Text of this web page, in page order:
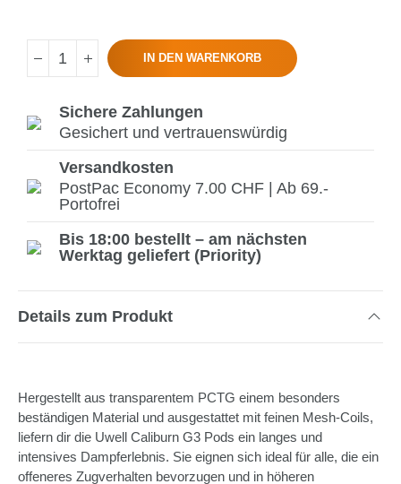
IN DEN WARENKORB
Sichere Zahlungen
Gesichert und vertrauenswürdig
Versandkosten
PostPac Economy 7.00 CHF | Ab 69.-
Portofrei
Bis 18:00 bestellt – am nächsten
Werktag geliefert (Priority)
Details zum Produkt
Hergestellt aus transparentem PCTG einem besonders
beständigen Material und ausgestattet mit feinen Mesh-Coils,
liefern dir die Uwell Caliburn G3 Pods ein langes und
intensives Dampferlebnis. Sie eignen sich ideal für alle, die ein
offeneres Zugverhalten bevorzugen und in höheren